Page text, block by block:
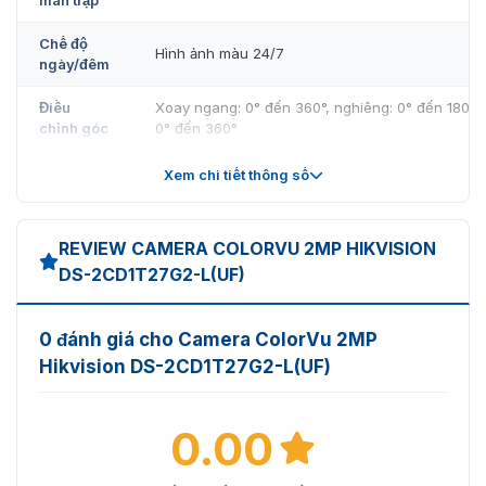
Chế độ
ngày/đêm
Hình ảnh màu 24/7
Điều
chỉnh góc
Xoay ngang: 0° đến 360°, nghiêng: 0° đến 180°,
0° đến 360°
Tiêu cự &
FOV
4 mm, FOV ngang: 83°, FOV dọc: 44°, FOV chéo:
6 mm, FOV ngang: 54°, FOV dọc: 30°, FOV chéo:
Ngàm ống
kính
Xem chi tiết thông số
REVIEW CAMERA COLORVU 2MP HIKVISION
DS-2CD1T27G2-L(UF)
0 đánh giá cho Camera ColorVu 2MP
Hikvision DS-2CD1T27G2-L(UF)
0.00